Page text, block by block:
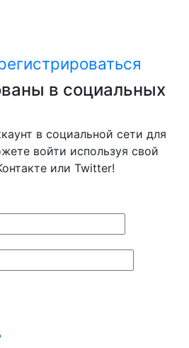
в социальных
в социальной сети для
войти используя свой
или Twitter!